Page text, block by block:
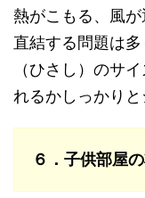
熱がこもる、風
直結する問題は
（ひさし）のサ
れるかしっかりと
６．子供部屋